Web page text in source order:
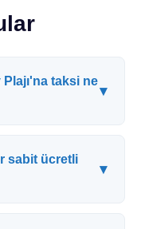
taksi ne
▾
sabit ücretli
▾